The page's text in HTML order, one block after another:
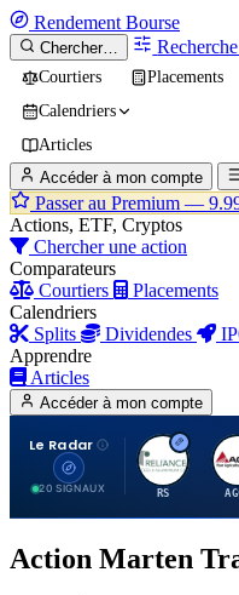
Rendement Bourse
Chercher…
Courtiers
Placements
Calendriers
Articles
Accéder à mon compte
Passer au Premium —
Actions, ETF, Cryptos
Chercher une action
Comparateurs
Courtiers
Placements
Calendriers
Splits
Dividendes
Apprendre
Articles
Accéder à mon compte
Le Radar
20 SIGNAUX
R
RS
Action Marten